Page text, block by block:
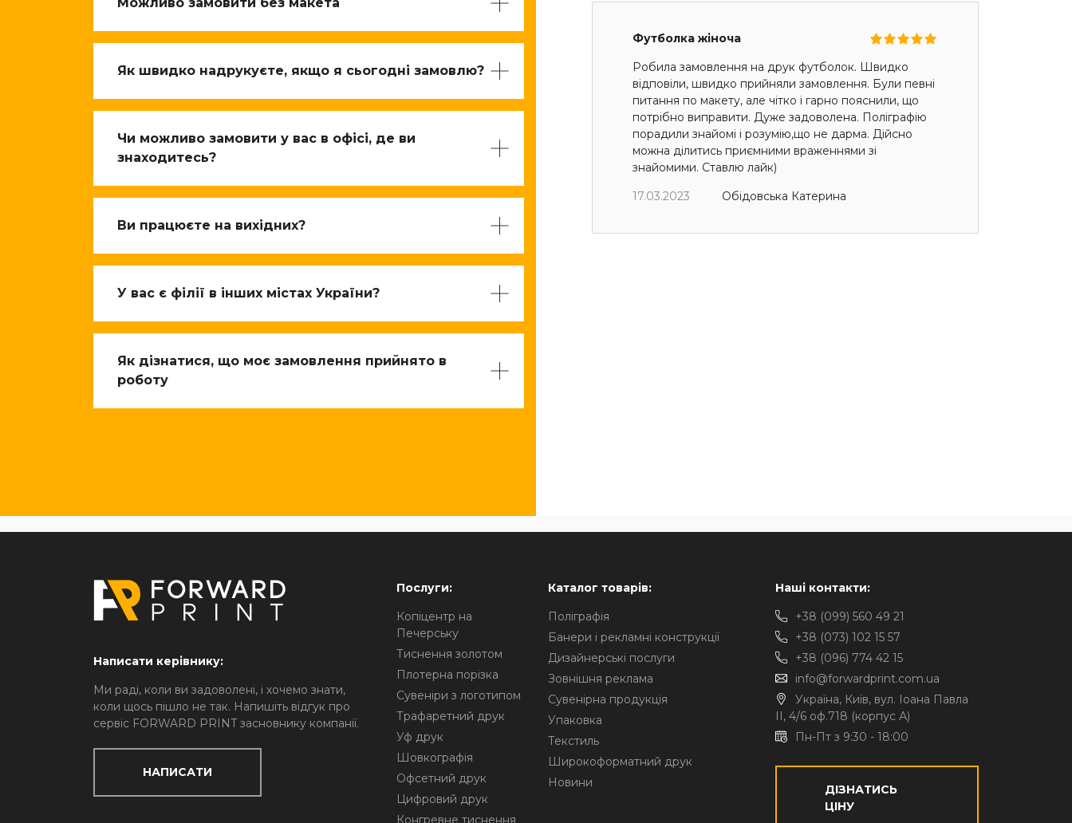
Як швидко надрукуєте, якщо я сьогодні замовлю?
Чи можливо замовити у вас в офісі, де ви
знаходитесь?
Ви працюєте на вихідних?
У вас є філії в інших містах України?
Як дізнатися, що моє замовлення прийнято в
роботу
Футболка жіноча
Робила замовлення на друк футболок. Швидко
відповіли, швидко прийняли замовлення. Були певні
питання по макету, але чітко і гарно пояснили, що
потрібно виправити. Дуже задоволена. Поліграфію
порадили знайомі і розумію,що не дарма. Дійсно
можна ділитись приємними враженнями зі
знайомими. Ставлю лайк)
17.03.2023
Обідовська Катерина
Написати керівнику:
Ми раді, коли ви задоволені, і хочемо знати,
коли щось пішло не так. Напишіть відгук про
сервіс FORWARD PRINT засновнику компанії.
НАПИСАТИ
Послуги:
Копіцентр на
Печерську
Тиснення золотом
Плотерна порізка
Сувеніри з логотипом
Трафаретний друк
Уф друк
Шовкографія
Офсетний друк
Цифровий друк
Конгревне тиснення
Каталог товарів:
Поліграфія
Банери і рекламні конструкції
Дизайнерські послуги
Зовнішня реклама
Сувенірна продукція
Упаковка
Текстиль
Широкоформатний друк
Новини
Наші контакти:
+38 (099) 560 49 21
+38 (073) 102 15 57
+38 (096) 774 42 15
info@forwardprint.com.ua
Україна, Київ, вул. Іоана Павла
II, 4/6 оф.718 (корпус А)
Пн-Пт з 9:30 - 18:00
ДІЗНАТИСЬ
ЦІНУ